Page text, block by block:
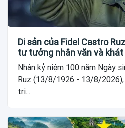
Di sản của Fidel Castro
tư tưởng nhân văn và
Nhân kỷ niệm 100 năm Ngày
Ruz (13/8/1926 - 13/8/2026),
trị...